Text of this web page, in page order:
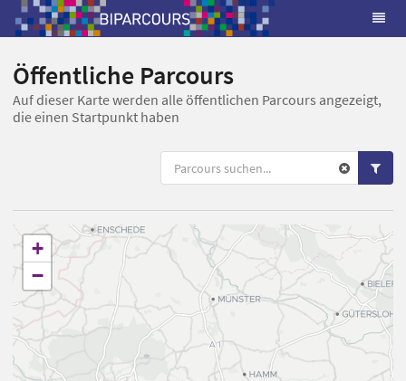
Öffentliche Parcours
Auf dieser Karte werden alle öffentlichen Parcours angezeigt,
die einen Startpunkt haben
+
−